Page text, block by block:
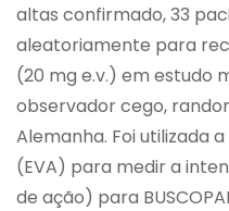
altas confirmado, 33
aleatoriamente para
(20 mg e.v.) em estudo
observador cego,
Alemanha. Foi utilizada
(EVA) para medir a
de ação) para